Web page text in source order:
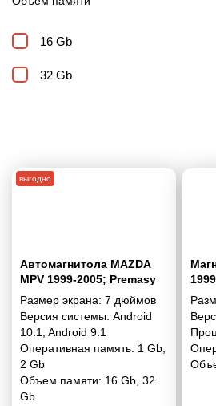
16 Gb
32 Gb
Автомагнитола MAZDA
MPV 1999-2005; Premasy
1999-2005 HAIMA Freema
2006-2009 7"
Размер экрана: 7 дюймов
Версия системы: Android
10.1
Android 9.1
Оперативная память: 1 Gb
2 Gb
Объем памяти: 16 Gb 32
Gb
выгодно
Гб